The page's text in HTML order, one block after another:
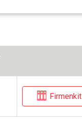
Firmenkit